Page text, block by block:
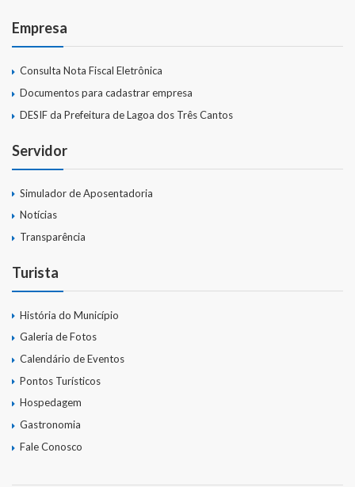
Empresa
Consulta Nota Fiscal Eletrônica
Documentos para cadastrar empresa
DESIF da Prefeitura de Lagoa dos Três Cantos
Servidor
Simulador de Aposentadoria
Notícias
Transparência
Turista
História do Município
Galeria de Fotos
Calendário de Eventos
Pontos Turísticos
Hospedagem
Gastronomia
Fale Conosco